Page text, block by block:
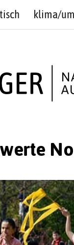
klima/